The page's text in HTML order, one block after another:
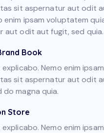
sit aspernatur aut odit
enim ipsam voluptatem
aut odit aut fugit, sed quia.
Book
Nemo enim
sit aspernatur aut odit
do magna quia.
Store
Nemo enim